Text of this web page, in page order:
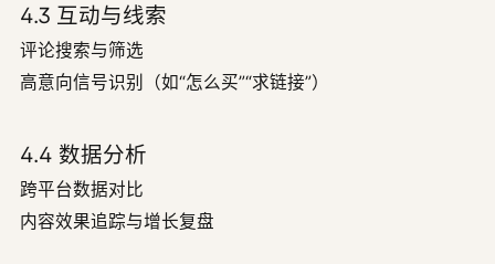
4.3 互动与线索
评论搜索与筛选
高意向信号识别（如“怎么买”“求链接”）
4.4 数据分析
跨平台数据对比
内容效果追踪与增长复盘